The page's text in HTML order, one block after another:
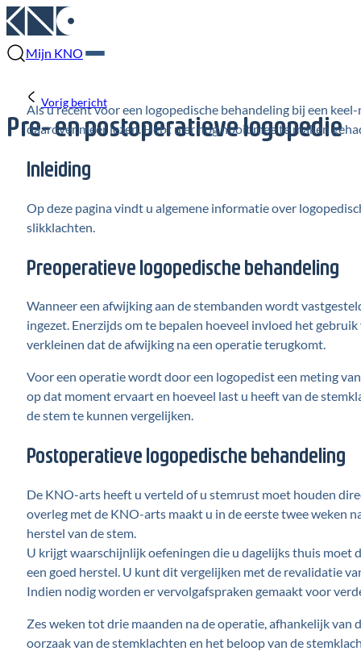
Mijn KNO
Pre- en postoperatieve logopedie
Als u recent voor een logopedische behandeling bij een
daarover meer lezen. Hebt u er nog nooit mee te maken
Inleiding
Op deze pagina vindt u algemene informatie over
slikklachten.
Preoperatieve logopedische behandeling
Wanneer een afwijking aan de stembanden wordt
ingezet. Enerzijds om te bepalen hoeveel invloed het
verkleinen dat de afwijking na een operatie terugkomt.
Voor een operatie wordt door een logopedist een meting
op dat moment ervaart en hoeveel last u heeft van de
de stem te kunnen vergelijken.
Postoperatieve logopedische behandeling
De KNO-arts heeft u verteld of u stemrust moet houden
overleg met de KNO-arts maakt u in de eerste twee weken
herstel van de stem.
U krijgt waarschijnlijk oefeningen die u dagelijks thuis moet
een goed herstel. U kunt dit vergelijken met de revalidatie
Indien nodig worden er vervolgafspraken gemaakt voor
Zes weken tot drie maanden na de operatie, afhankelijk
oorzaak van de stemklachten en het beloop van de
Vorig bericht